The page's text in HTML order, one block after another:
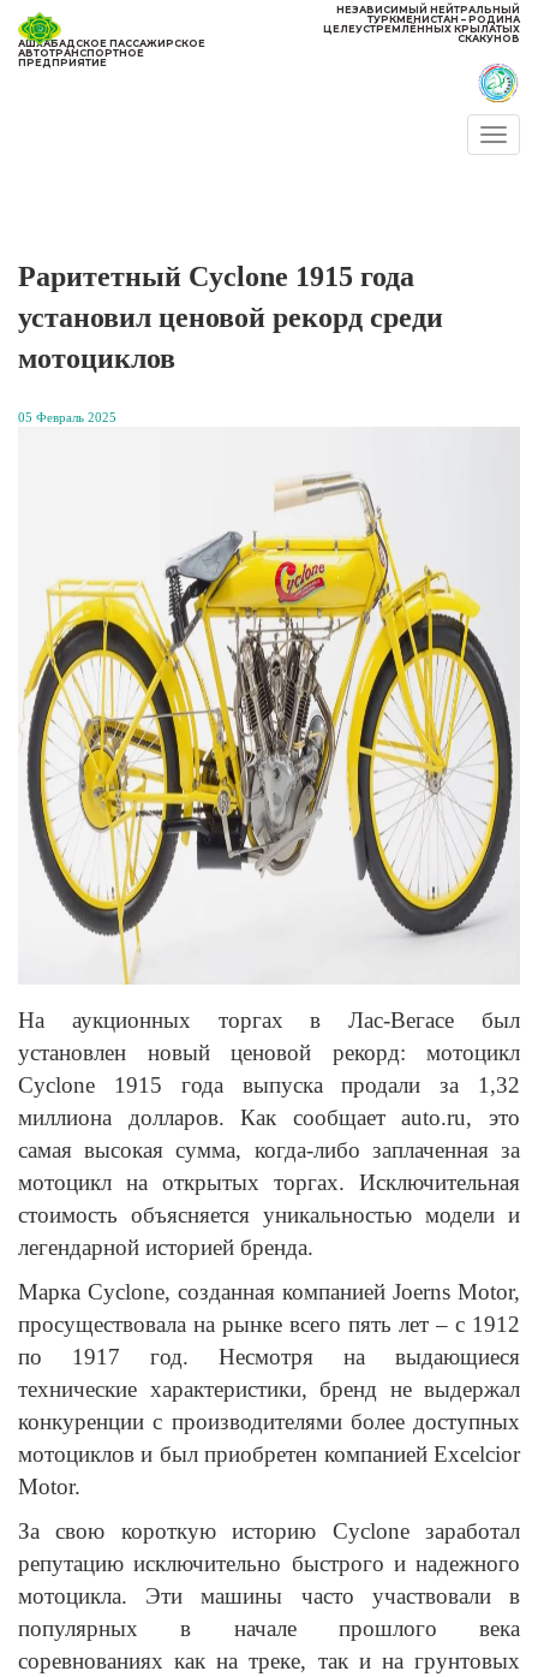
АШХАБАДСКОЕ ПАССАЖИРСКОЕ
АВТОТРАНСПОРТНОЕ
ПРЕДПРИЯТИЕ
НЕЗАВИСИМЫЙ НЕЙТРАЛЬНЫЙ
ТУРКМЕНИСТАН – РОДИНА
ЦЕЛЕУСТРЕМЛЁННЫХ КРЫЛАТЫХ
СКАКУНОВ
Раритетный Cyclone 1915 года
установил ценовой рекорд среди
мотоциклов
05 Февраль 2025
На аукционных торгах в Лас-Вегасе был
установлен новый ценовой рекорд: мотоцикл
Cyclone 1915 года выпуска продали за 1,32
миллиона долларов. Как сообщает auto.ru, это
самая высокая сумма, когда-либо заплаченная за
мотоцикл на открытых торгах. Исключительная
стоимость объясняется уникальностью модели и
легендарной историей бренда.
Марка Cyclone, созданная компанией Joerns Motor,
просуществовала на рынке всего пять лет – с 1912
по 1917 год. Несмотря на выдающиеся
технические характеристики, бренд не выдержал
конкуренции с производителями более доступных
мотоциклов и был приобретен компанией Excelcior
Motor.
За свою короткую историю Cyclone заработал
репутацию исключительно быстрого и надежного
мотоцикла. Эти машины часто участвовали в
популярных в начале прошлого века
соревнованиях как на треке, так и на грунтовых